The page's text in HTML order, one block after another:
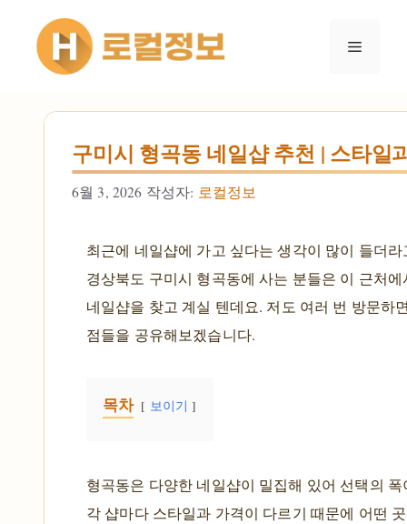
건너뛰기
메뉴
구미시 형곡동 네일샵 추천 | 스타일
6월 3, 2026 작성자: 로컬정보
최근에 네일샵에 가고 싶다는 생각이 많이 들더
경상북도 구미시 형곡동에 사는 분들은 이 근처에
네일샵을 찾고 계실 텐데요. 저도 여러 번 방문하
점들을 공유해보겠습니다.
목차 보이기
형곡동은 다양한 네일샵이 밀집해 있어 선택의
각 샵마다 스타일과 가격이 다르기 때문에 어떤